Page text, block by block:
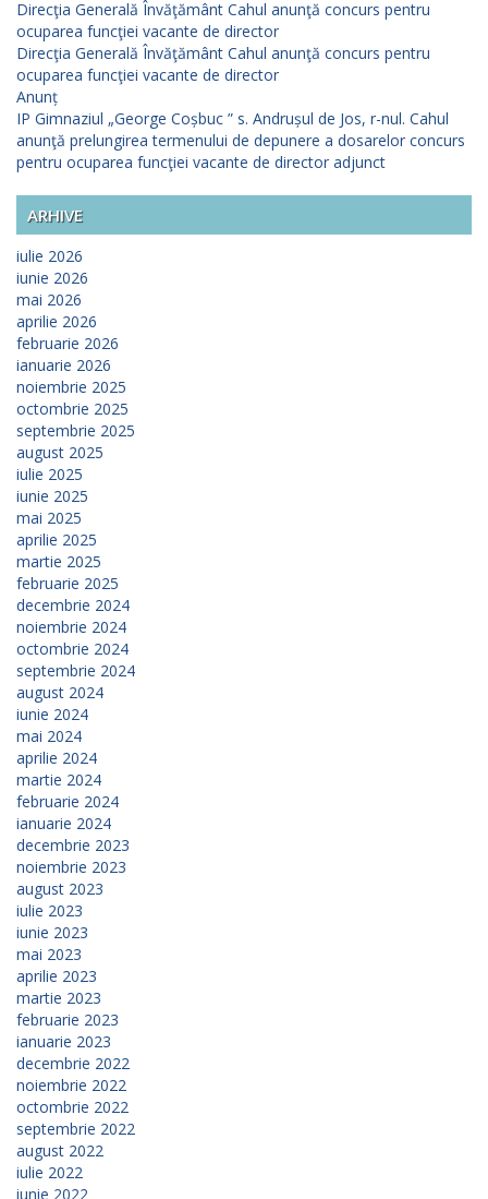
Direcţia Generală Învăţământ Cahul anunţă concurs pentru
ocuparea funcţiei vacante de director
Direcţia Generală Învăţământ Cahul anunţă concurs pentru
ocuparea funcţiei vacante de director
Anunț
IP Gimnaziul „George Coșbuc ” s. Andrușul de Jos, r-nul. Cahul
anunţă prelungirea termenului de depunere a dosarelor concurs
pentru ocuparea funcţiei vacante de director adjunct
ARHIVE
iulie 2026
iunie 2026
mai 2026
aprilie 2026
februarie 2026
ianuarie 2026
noiembrie 2025
octombrie 2025
septembrie 2025
august 2025
iulie 2025
iunie 2025
mai 2025
aprilie 2025
martie 2025
februarie 2025
decembrie 2024
noiembrie 2024
octombrie 2024
septembrie 2024
august 2024
iunie 2024
mai 2024
aprilie 2024
martie 2024
februarie 2024
ianuarie 2024
decembrie 2023
noiembrie 2023
august 2023
iulie 2023
iunie 2023
mai 2023
aprilie 2023
martie 2023
februarie 2023
ianuarie 2023
decembrie 2022
noiembrie 2022
octombrie 2022
septembrie 2022
august 2022
iulie 2022
iunie 2022